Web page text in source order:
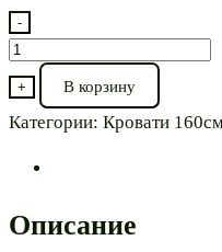
-
Количество
товара
Кровать
с
160”
+ В корзину
Категории: Кровати
Описание